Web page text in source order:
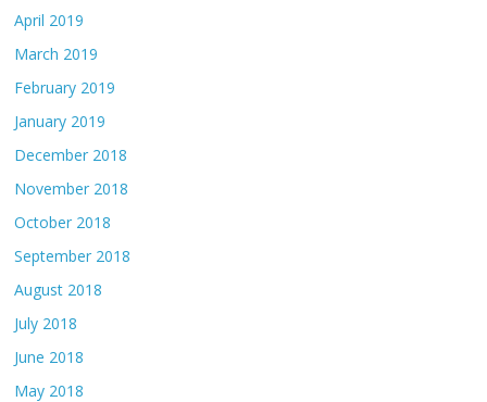
April 2019
March 2019
February 2019
January 2019
December 2018
November 2018
October 2018
September 2018
August 2018
July 2018
June 2018
May 2018